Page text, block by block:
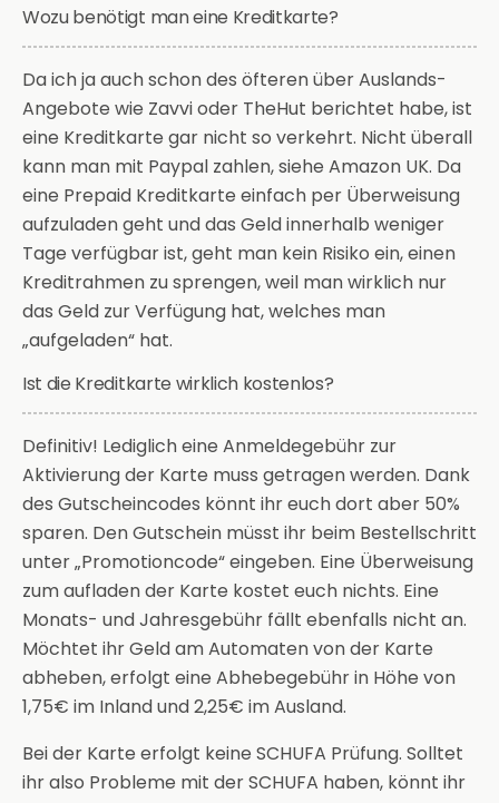
Wozu benötigt man eine Kreditkarte?
Da ich ja auch schon des öfteren über Auslands-
Angebote wie Zavvi oder TheHut berichtet habe, ist
eine Kreditkarte gar nicht so verkehrt. Nicht überall
kann man mit Paypal zahlen, siehe Amazon UK. Da
eine Prepaid Kreditkarte einfach per Überweisung
aufzuladen geht und das Geld innerhalb weniger
Tage verfügbar ist, geht man kein Risiko ein, einen
Kreditrahmen zu sprengen, weil man wirklich nur
das Geld zur Verfügung hat, welches man
„aufgeladen“ hat.
Ist die Kreditkarte wirklich kostenlos?
Definitiv! Lediglich eine Anmeldegebühr zur
Aktivierung der Karte muss getragen werden. Dank
des Gutscheincodes könnt ihr euch dort aber 50%
sparen. Den Gutschein müsst ihr beim Bestellschritt
unter „Promotioncode“ eingeben. Eine Überweisung
zum aufladen der Karte kostet euch nichts. Eine
Monats- und Jahresgebühr fällt ebenfalls nicht an.
Möchtet ihr Geld am Automaten von der Karte
abheben, erfolgt eine Abhebegebühr in Höhe von
1,75€ im Inland und 2,25€ im Ausland.
Bei der Karte erfolgt keine SCHUFA Prüfung. Solltet
ihr also Probleme mit der SCHUFA haben, könnt ihr